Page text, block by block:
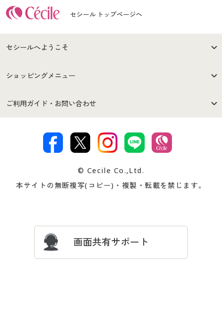
セシール トップページへ
セシールへようこそ
はじめての方へ
セシールご利用規約
著作権・商標について 会社案内
ショッピングメニュー
商品カテゴリ
プレゼント＆キャンペーン サイトマップ
ご利用ガイド・お問い合わせ
交換・返品は お支払は
ついて
忘れの場合
© Cecile Co.,Ltd.
本サイトの無断複写(コピー)・複製・転載を禁じます。
画面共有サポート